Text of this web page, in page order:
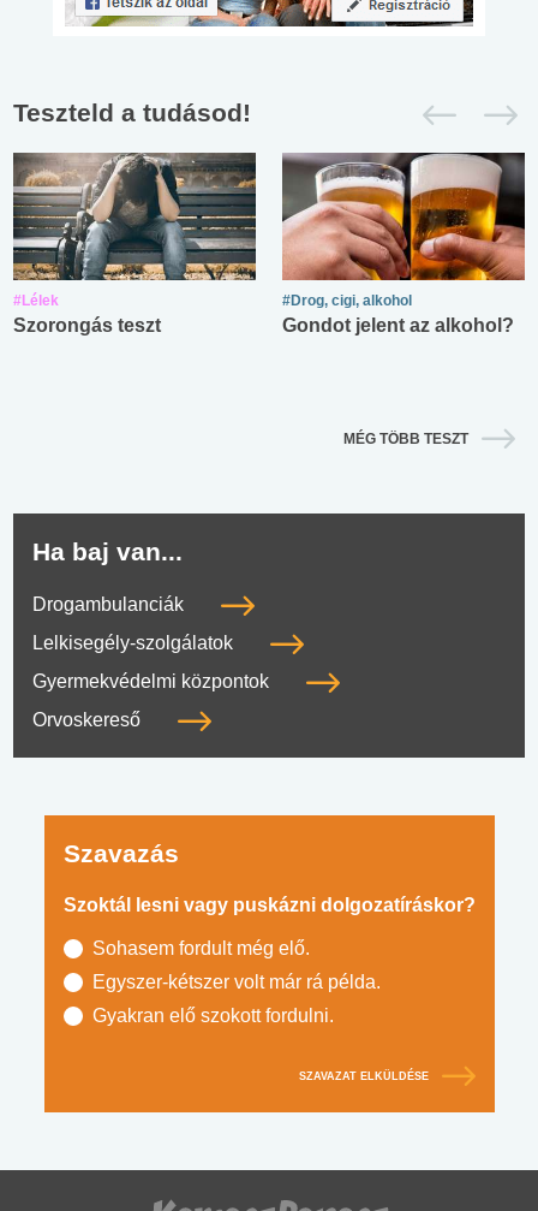
Teszteld a tudásod!
#Lélek
Szorongás teszt
#Drog, cigi, alkohol
Gondot jelent az alkohol?
MÉG TÖBB TESZT
Ha baj van...
Drogambulanciák
Lelkisegély-szolgálatok
Gyermekvédelmi központok
Orvoskereső
Szavazás
Szoktál lesni vagy puskázni dolgozatíráskor?
Sohasem fordult még elő.
Egyszer-kétszer volt már rá példa.
Gyakran elő szokott fordulni.
SZAVAZAT ELKÜLDÉSE